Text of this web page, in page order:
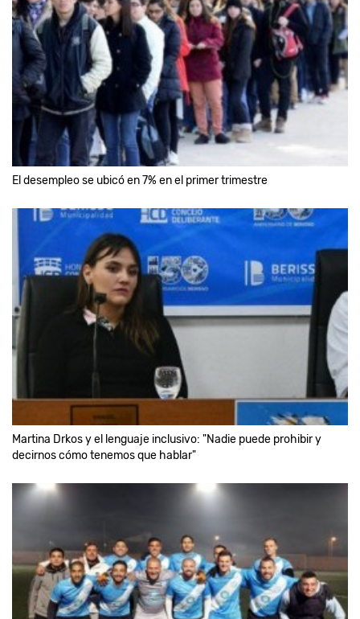
El desempleo se ubicó en 7% en el primer trimestre
Martina Drkos y el lenguaje inclusivo: "Nadie puede prohibir y
decirnos cómo tenemos que hablar"